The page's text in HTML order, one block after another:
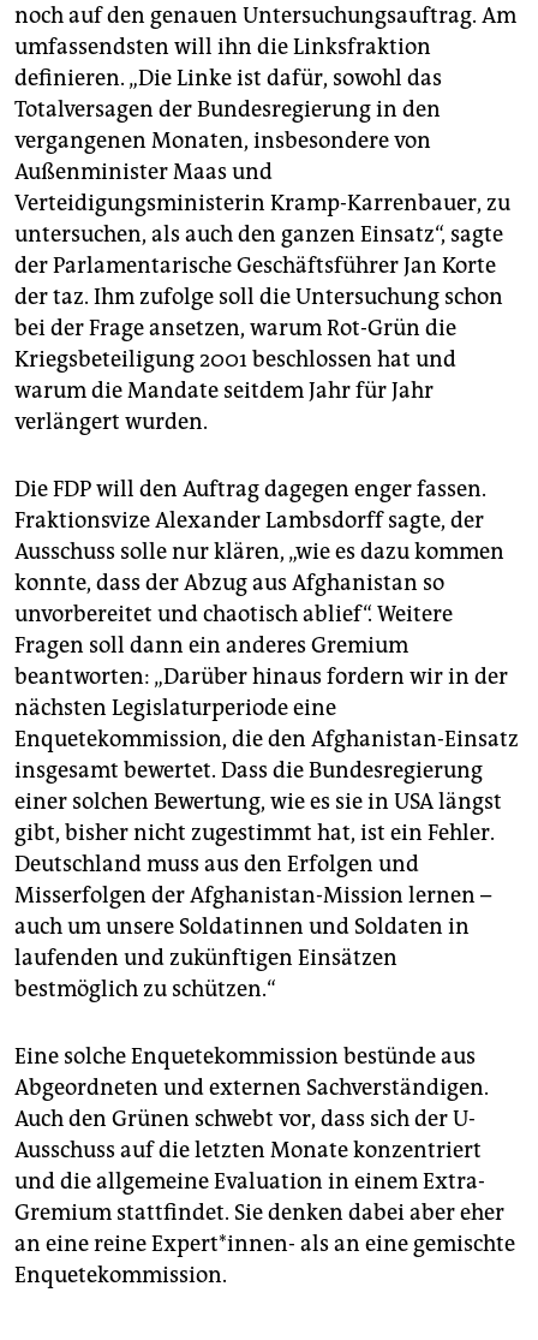
noch auf den genauen Untersuchungsauftrag. Am
umfassendsten will ihn die Linksfraktion
definieren. „Die Linke ist dafür, sowohl das
Totalversagen der Bundesregierung in den
vergangenen Monaten, insbesondere von
Außenminister Maas und
Verteidigungsministerin Kramp-Karrenbauer, zu
untersuchen, als auch den ganzen Einsatz“, sagte
der Parlamentarische Geschäftsführer Jan Korte
der taz. Ihm zufolge soll die Untersuchung schon
bei der Frage ansetzen, warum Rot-Grün die
Kriegsbeteiligung 2001 beschlossen hat und
warum die Mandate seitdem Jahr für Jahr
verlängert wurden.
Die FDP will den Auftrag dagegen enger fassen.
Fraktionsvize Alexander Lambsdorff sagte, der
Ausschuss solle nur klären, „wie es dazu kommen
konnte, dass der Abzug aus Afghanistan so
unvorbereitet und chaotisch ablief“. Weitere
Fragen soll dann ein anderes Gremium
beantworten: „Darüber hinaus fordern wir in der
nächsten Legislaturperiode eine
Enquetekommission, die den Afghanistan-Einsatz
insgesamt bewertet. Dass die Bundesregierung
einer solchen Bewertung, wie es sie in USA längst
gibt, bisher nicht zugestimmt hat, ist ein Fehler.
Deutschland muss aus den Erfolgen und
Misserfolgen der Afghanistan-Mission lernen –
auch um unsere Soldatinnen und Soldaten in
laufenden und zukünftigen Einsätzen
bestmöglich zu schützen.“
Eine solche Enquetekommission bestünde aus
Abgeordneten und externen Sachverständigen.
Auch den Grünen schwebt vor, dass sich der U-
Ausschuss auf die letzten Monate konzentriert
und die allgemeine Evaluation in einem Extra-
Gremium stattfindet. Sie denken dabei aber eher
an eine reine Ex­per­t*in­nen- als an eine gemischte
Enquetekommission.